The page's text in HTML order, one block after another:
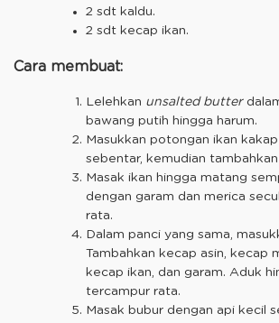
2 sdt kaldu.
2 sdt kecap ikan.
Cara membuat:
Lelehkan unsalted butter
bawang putih hingga harum.
Masukkan potongan ikan
sebentar, kemudian
Masak ikan hingga matang
dengan garam dan merica
rata.
Dalam panci yang sama,
Tambahkan kecap asin, kecap
kecap ikan, dan garam. Aduk
tercampur rata.
Masak bubur dengan api kecil